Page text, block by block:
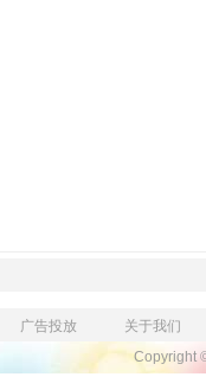
广告投放
关于我们
Copyright